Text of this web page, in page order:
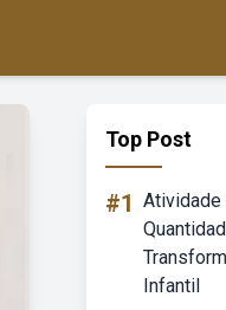
Top Post
#1 Atividade
Infantil